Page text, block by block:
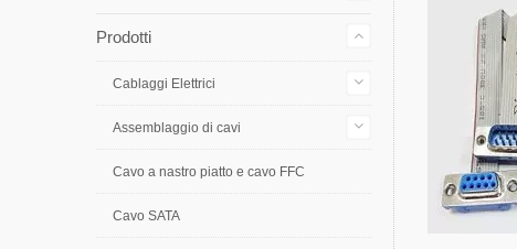
Prodotti
Cablaggi Elettrici
Assemblaggio di cavi
Cavo a nastro piatto e cavo FFC
Cavo SATA